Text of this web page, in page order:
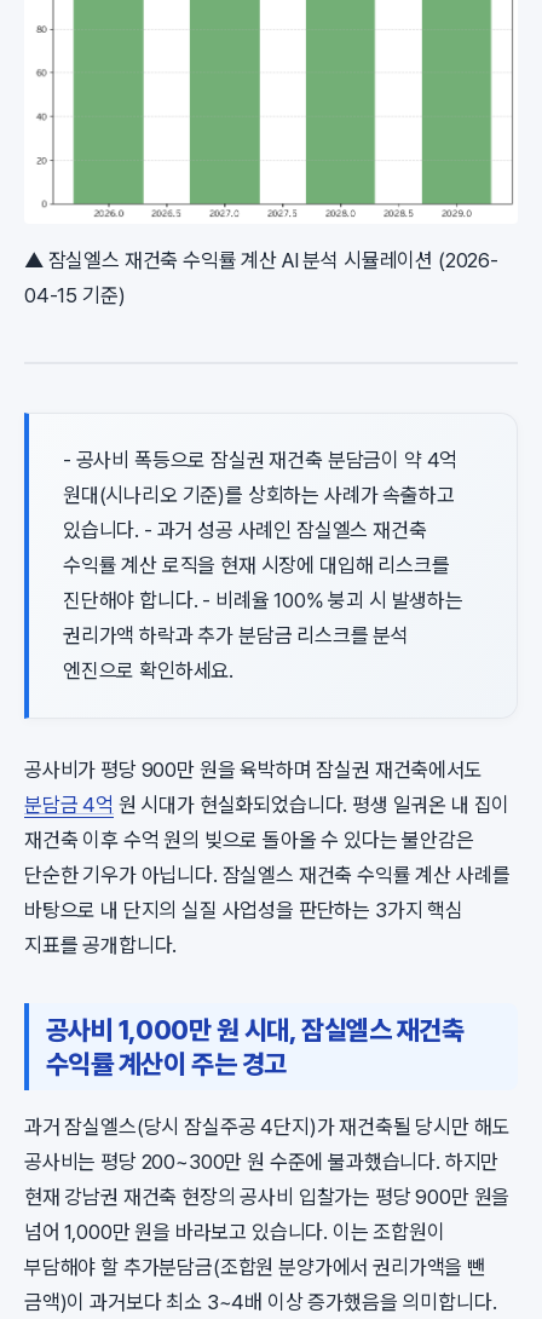
▲ 잠실엘스 재건축 수익률 계산 AI 분석 시뮬레이션 (2026-
04-15 기준)
- 공사비 폭등으로 잠실권 재건축 분담금이 약 4억
원대(시나리오 기준)를 상회하는 사례가 속출하고
있습니다. - 과거 성공 사례인 잠실엘스 재건축
수익률 계산 로직을 현재 시장에 대입해 리스크를
진단해야 합니다. - 비례율 100% 붕괴 시 발생하는
권리가액 하락과 추가 분담금 리스크를 분석
엔진으로 확인하세요.
공사비가 평당 900만 원을 육박하며 잠실권 재건축에서도
분담금 4억 원 시대가 현실화되었습니다. 평생 일궈온 내 집이
재건축 이후 수억 원의 빚으로 돌아올 수 있다는 불안감은
단순한 기우가 아닙니다. 잠실엘스 재건축 수익률 계산 사례를
바탕으로 내 단지의 실질 사업성을 판단하는 3가지 핵심
지표를 공개합니다.
공사비 1,000만 원 시대, 잠실엘스 재건축
수익률 계산이 주는 경고
과거 잠실엘스(당시 잠실주공 4단지)가 재건축될 당시만 해도
공사비는 평당 200~300만 원 수준에 불과했습니다. 하지만
현재 강남권 재건축 현장의 공사비 입찰가는 평당 900만 원을
넘어 1,000만 원을 바라보고 있습니다. 이는 조합원이
부담해야 할 추가분담금(조합원 분양가에서 권리가액을 뺀
금액)이 과거보다 최소 3~4배 이상 증가했음을 의미합니다.